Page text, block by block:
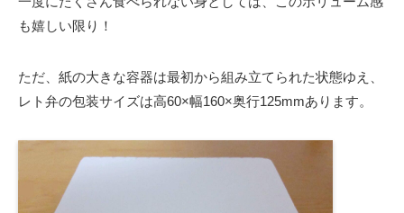
も嬉しい限り！
ただ、紙の大きな容器は最初から組み立てられた状態ゆえ、
レト弁の包装サイズは高60×幅160×奥行125mmあります。